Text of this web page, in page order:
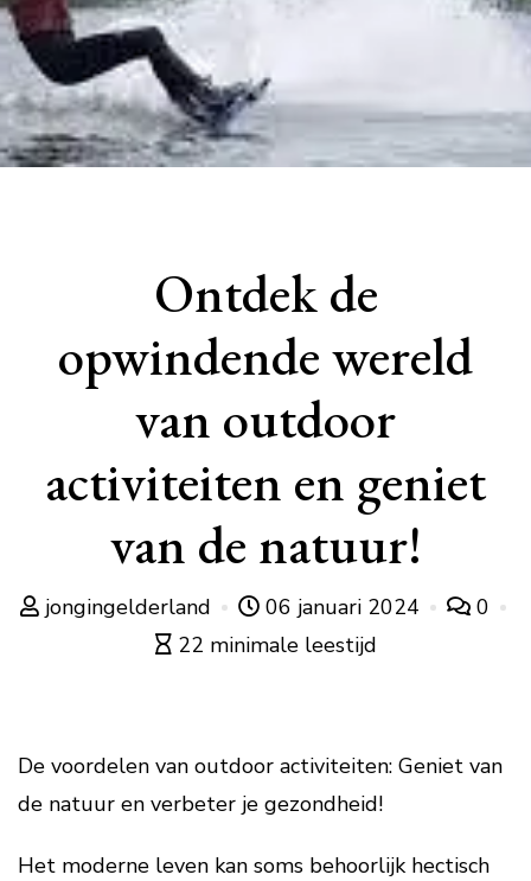
Ontdek de
opwindende wereld
van outdoor
activiteiten en geniet
van de natuur!
jongingelderland 06 januari 2024
0
22 minimale leestijd
De voordelen van outdoor activiteiten: Geniet van
de natuur en verbeter je gezondheid!
Het moderne leven kan soms behoorlijk hectisch